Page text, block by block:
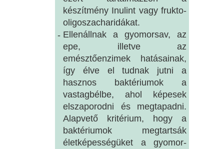
készítmény Inulint vagy frukto-
oligoszacharidákat.
- Ellenállnak a gyomorsav, az
epe, illetve az
emésztőenzimek hatásainak,
így élve el tudnak jutni a
hasznos baktériumok a
vastagbélbe, ahol képesek
elszaporodni és megtapadni.
Alapvető kritérium, hogy a
baktériumok megtartsák
életképességüket a gyomor-